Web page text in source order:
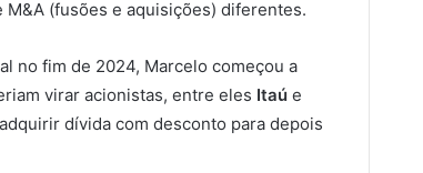
(fusões e aquisições) diferentes.
no fim de 2024, Marcelo começou a
virar acionistas, entre eles Itaú e
dívida com desconto para depois